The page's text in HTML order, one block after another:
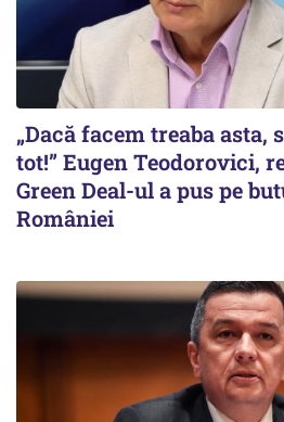
„Dacă facem treaba asta,
tot!” Eugen Teodorovici,
Green Deal-ul a pus pe
României